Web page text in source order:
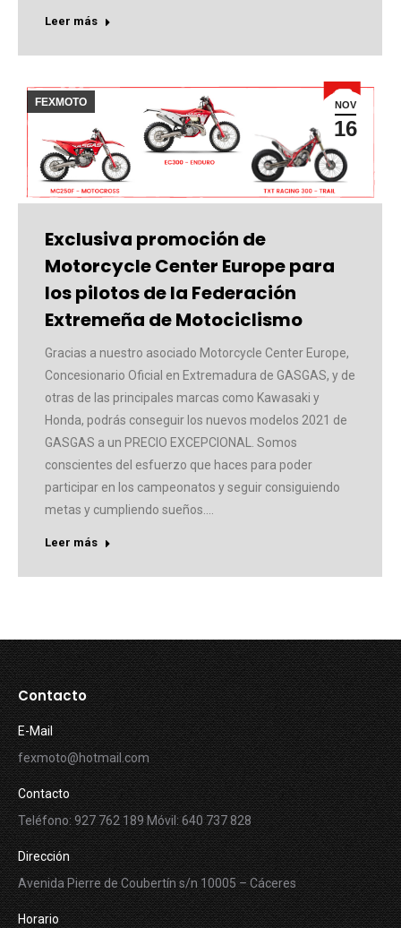
Leer más
NOV
16
FEXMOTO
Exclusiva promoción de
Motorcycle Center Europe para
los pilotos de la Federación
Extremeña de Motociclismo
Gracias a nuestro asociado Motorcycle Center Europe,
Concesionario Oficial en Extremadura de GASGAS, y de
otras de las principales marcas como Kawasaki y
Honda, podrás conseguir los nuevos modelos 2021 de
GASGAS a un PRECIO EXCEPCIONAL. Somos
conscientes del esfuerzo que haces para poder
participar en los campeonatos y seguir consiguiendo
metas y cumpliendo sueños.…
Leer más
Contacto
E-Mail
fexmoto@hotmail.com
Contacto
Teléfono: 927 762 189 Móvil: 640 737 828
Dirección
Avenida Pierre de Coubertín s/n 10005 – Cáceres
Horario